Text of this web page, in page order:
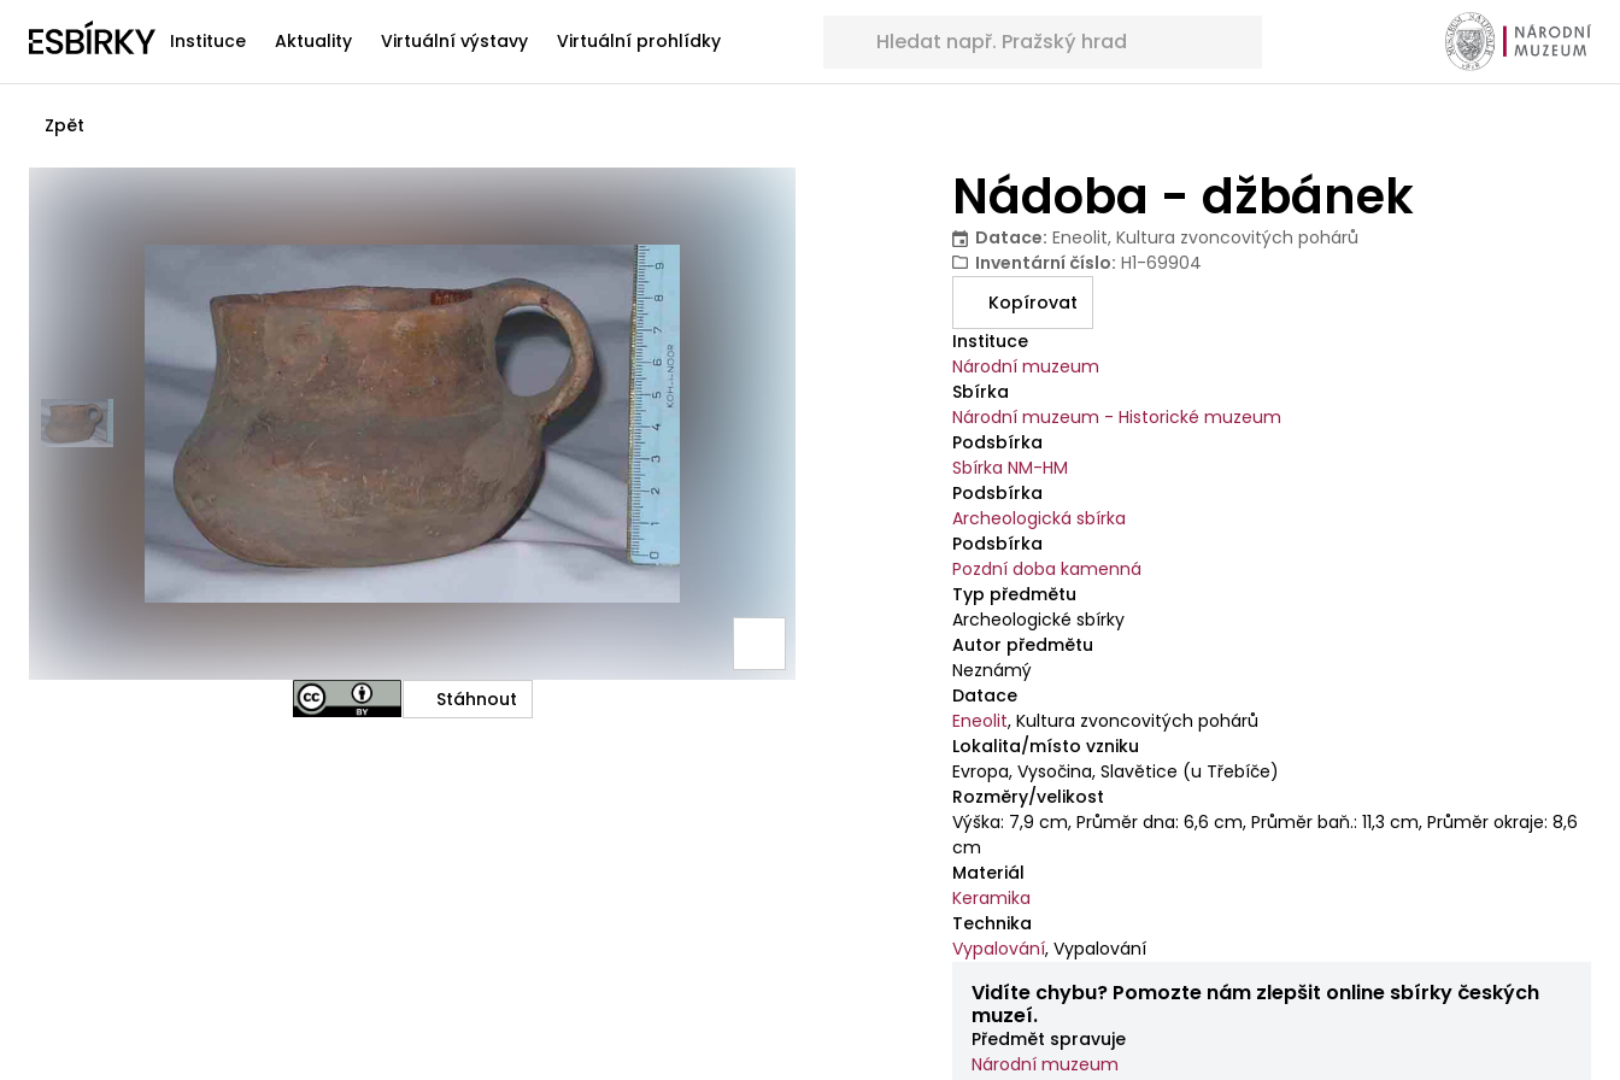
Instituce Aktuality Virtuální výstavy Virtuální prohlídky
Zpět
Nádoba - džbánek
Datace: Eneolit, Kultura zvoncovitých pohárů
Inventární číslo: H1-69904
Kopírovat
Instituce
Národní muzeum
Sbírka
Národní muzeum - Historické muzeum
Podsbírka
Sbírka NM-HM
Podsbírka
Archeologická sbírka
Podsbírka
Pozdní doba kamenná
Typ předmětu
Archeologické sbírky
Autor předmětu
Neznámý
Datace
Eneolit,Kultura zvoncovitých pohárů
Lokalita/místo vzniku
Evropa, Vysočina, Slavětice (u Třebíče)
Rozměry/velikost
Výška: 7,9 cm, Průměr dna: 6,6 cm, Průměr baň.: 11,3 cm, Průměr okraje: 8,6
cm
Materiál
Keramika
Technika
Vypalování,Vypalování
Vidíte chybu? Pomozte nám zlepšit online sbírky českých
muzeí.
Předmět spravuje
Národní muzeum
Stáhnout